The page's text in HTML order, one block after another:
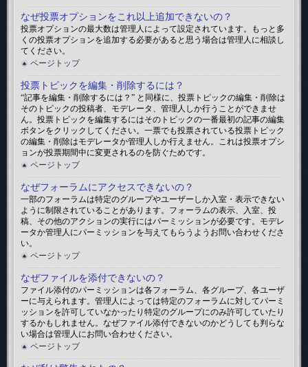
なぜ投票オプションをこれ以上追加できないの？
投票オプションの最大数は管理人によって設定されています。もっと多
くの投票オプションを追加する必要があると思う場合は管理人に相談し
てください。
ページトップ
投票トピックを編集・削除するには？
“記事を編集・削除するには？” と同様に、投票トピックの編集・削除は
そのトピックの投稿者、モデレータ、管理人しか行うことができませ
ん。投票トピックを編集するにはそのトピックの一番最初の記事の編集
ボタンをクリックしてください。一票でも投票されている投票トピック
の編集・削除はモデレータか管理人しか行えません。これは投票オプシ
ョンが投票期間中に変更されるのを防ぐためです。
ページトップ
なぜフォーラムにアクセスできないの？
一部のフォーラムは特定のグループやユーザーしか入室・表示できない
ように制限されていることがあります。フォーラムの表示、入室、投
稿、その他のアクションの実行にはパーミッションが必要です。モデレ
ータか管理人にパーミッションを与えてもらうようお問い合わせくださ
い。
ページトップ
なぜファイルを添付できないの？
ファイル添付のパーミッションは各フォーラム、各グループ、各ユーザ
ーに与えられます。管理人によっては特定のフォーラムに対してパーミ
ッションを許可していなかったり特定のグループにのみ許可していたり
するかもしれません。なぜファイル添付できないのかどうしても判らな
い場合は管理人にお問い合わせください。
ページトップ